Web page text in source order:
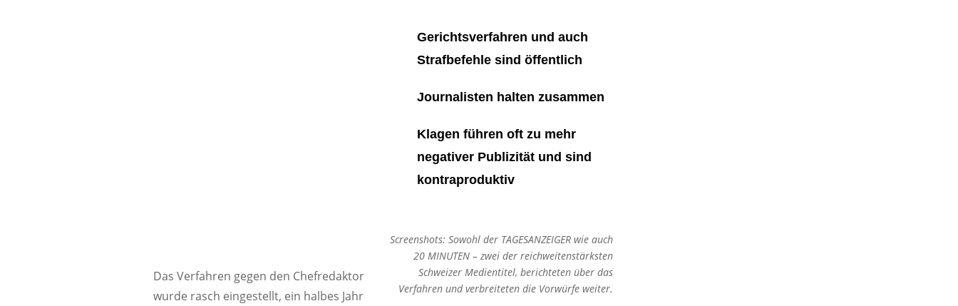
Gerichtsverfahren und auch
Strafbefehle sind öffentlich
Journalisten halten zusammen
Klagen führen oft zu mehr
negativer Publizität und sind
kontraproduktiv
Das Verfahren gegen den Chefredaktor
wurde rasch eingestellt, ein halbes Jahr
Screenshots: Sowohl der TAGESANZEIGER wie auch
20 MINUTEN – zwei der reichweitenstärksten
Schweizer Medientitel, berichteten über das
Verfahren und verbreiteten die Vorwürfe weiter.